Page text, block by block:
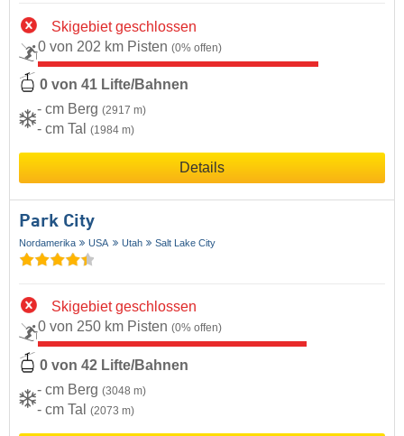
Skigebiet geschlossen
0 von 202 km Pisten (0% offen)
0 von 41 Lifte/Bahnen
- cm Berg (2917 m)
- cm Tal (1984 m)
Details
Park City
Nordamerika USA Utah Salt Lake City
Skigebiet geschlossen
0 von 250 km Pisten (0% offen)
0 von 42 Lifte/Bahnen
- cm Berg (3048 m)
- cm Tal (2073 m)